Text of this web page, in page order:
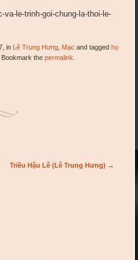
le-trinh-goi-chung-la-thoi-le-
in Lê Trung Hưng Mạc and taggedhọ
. Bookmark thepermalink
Triều Hậu Lê (Lê Trung Hưng) →